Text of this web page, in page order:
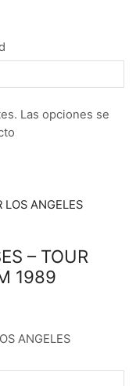
Las opciones se
– TOUR
1989
ANGELES